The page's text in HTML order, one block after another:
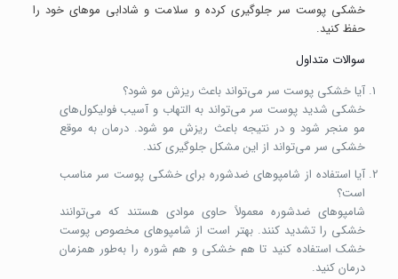
خشکی پوست سر جلوگیری کرده و سلامت و شادابی موهای خود را
حفظ کنید.
سوالات متداول
آیا خشکی پوست سر می‌تواند باعث ریزش مو شود؟
خشکی شدید پوست سر می‌تواند به التهاب و آسیب فولیکول‌های
مو منجر شود و در نتیجه باعث ریزش مو شود. درمان به موقع
خشکی سر می‌تواند از این مشکل جلوگیری کند.
آیا استفاده از شامپوهای ضدشوره برای خشکی پوست سر مناسب
است؟
شامپوهای ضدشوره معمولاً حاوی موادی هستند که می‌توانند
خشکی را تشدید کنند. بهتر است از شامپوهای مخصوص پوست
خشک استفاده کنید تا هم خشکی و هم شوره را به‌طور همزمان
درمان کنید.